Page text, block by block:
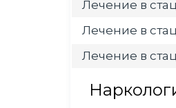
Лечение в
Лечение в
Лечение в